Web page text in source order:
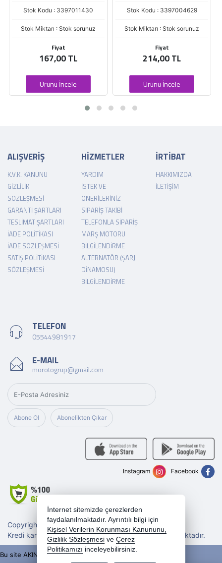
Stok Kodu : 3397011430
Stok Miktarı : Stok sorunuz
Fiyat
167,00 TL
Ürünü İncele
Stok Kodu : 3397004629
Stok Miktarı : Stok sorunuz
Fiyat
214,00 TL
Ürünü İncele
ALIŞVERİŞ
K.V.K. KANUNU
GIZLILIK
SÖZLEŞMESI
GARANTI ŞARTLARI
TESLIMAT ŞARTLARI
İADE POLITIKASI
İADE SÖZLEŞMESI
SATIŞ POLITIKASI
SÖZLEŞMESI
HİZMETLER
YARDIM
İSTEK VE
ÖNERILERINIZ
SIPARIŞ TAKIBI
TELEFONLA SIPARIŞ
MARŞ MOTORU
BILGILENDIRME
ALTERNATÖR (ŞARJ
DINAMOSU)
BILGILENDIRME
İRTİBAT
HAKKIMIZDA
İLETIŞIM
TELEFON
05544981917
E-MAIL
morotogrup@gmail.com
Abone Ol Abonelikten Çıkar
Copyright 2026 morotogrup.com - Tüm hakları saklıdır.
Kredi kartı bilgileriniz 256bit SSL sertifikası ile korunmaktadır.
Facebook
Instagram
Bu site AKINSOFT E-Ticaret ile hazırlanmıştır.
İnternet sitemizde çerezlerden
faydalanılmaktadır. Ayrıntılı bilgi için
Kişisel Verilerin Korunması Kanununu,
Gizlilik Sözleşmesi ve Çerez
Politikamızı inceleyebilirsiniz.